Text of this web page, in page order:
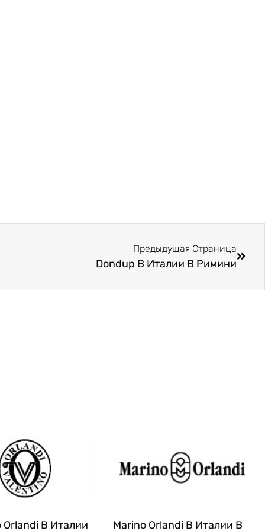
Предыдущая Страница
Dondup В Италии В Римини
Orlandi В Италии Marino Orlandi В Италии В